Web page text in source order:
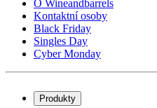
O Wineandbarrels
Kontaktní osoby
Black Friday
Singles Day
Cyber Monday
Produkty